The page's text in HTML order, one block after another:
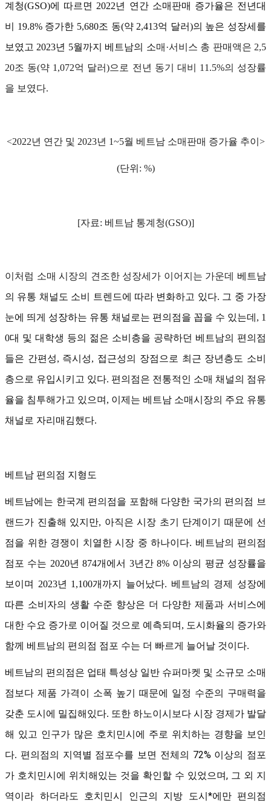
계청(GSO)에 따르면 2022년 연간 소매판매 증가율은 전년대
비 19.8% 증가한 5,680조 동(약 2,413억 달러)의 높은 성장세를
보였고 2023년 5월까지 베트남의 소매 ·서비스 총 판매액은 2,5
20조 동(약 1,072억 달러)으로 전년 동기 대비 11.5%의 성장률
을 보였다.
<2022년 연간 및 2023년 1~5월 베트남 소매판매 증가율 추이 >
(단위 : %)
[자료: 베트남 통계청(GSO)]
이처럼 소매 시장의 견조한 성장세가 이어지는 가운데
베트남
의 유통 채널도 소비 트렌드에 따라 변화하고 있다. 그 중 가장
눈에 띄게 성장하는 유통 채널로는 편의점을 꼽을 수 있는데, 1
0대 및 대학생 등의 젊은 소비층을 공략하던 베트남의 편의점
들은 간편성, 즉시성, 접근성의 장점으로 최근 장년층도 소비
층으로 유입시키고 있다. 편의점은 전통적인 소매 채널의 점유
율을 침투해가고 있으며, 이제는 베트남 소매시장의 주요 유통
채널로 자리매김했다.
베트남 편의점 지형도
베트남에는 한국계 편의점을 포함해 다양한 국가의 편의점 브
랜드가 진출해 있지만, 아직은 시장 초기 단계이기 때문에 선
점을 위한 경쟁이 치열한 시장 중 하나이다. 베트남의 편의점
점포 수는 2020년 874개에서 3년간 8% 이상의 평균 성장률을
보이며 2023년 1,100개까지 늘어났다. 베트남의 경제 성장에
따른 소비자의 생활 수준 향상은 더 다양한 제품과 서비스에
대한 수요 증가로 이어질 것으로 예측되며, 도시화율의 증가와
함께 베트남의 편의점 점포 수는 더 빠르게 늘어날 것이다.
베트남의 편의점은 업태 특성상 일반 슈퍼마켓 및 소규모 소매
점보다 제품 가격이 소폭 높기 때문에 일정 수준의 구매력을
갖춘 도시에 밀집해있다. 또한 하노이시보다 시장 경제가 발달
해 있고 인구가 많은 호치민시에 주로 위치하는 경향을 보인
다. 편의점의 지역별 점포수를 보면 전체의 72% 이상의 점포
가 호치민시에 위치해있는 것을 확인할 수 있었으며, 그 외 지
역이라 하더라도 호치민시 인근의 지방 도시*에만 편의점